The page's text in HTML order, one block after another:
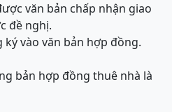
văn bản chấp nhận giao
đề nghị.
ký vào văn bản hợp đồng.
bản hợp đồng thuê nhà là